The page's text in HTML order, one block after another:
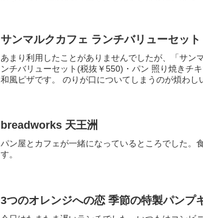
サンマルクカフェ ランチバリューセット
あまり利用したことがありませんでしたが、「サン
ンチバリューセット(税抜￥550)・パン 照り焼きチ
和風ピザです。 のりが口についてしまうのが煩わし
breadworks 天王洲
パン屋とカフェが一緒になっているところでした。
す。
3つのオレンジへの恋 季節の特製パンプ